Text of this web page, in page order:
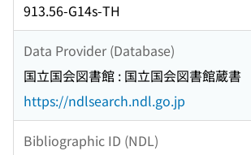
913.56-G14s-TH
Data Provider (Database)
国立国会図書館 : 国立国会図書館蔵書
https://ndlsearch.ndl.go.jp
Bibliographic ID (NDL)